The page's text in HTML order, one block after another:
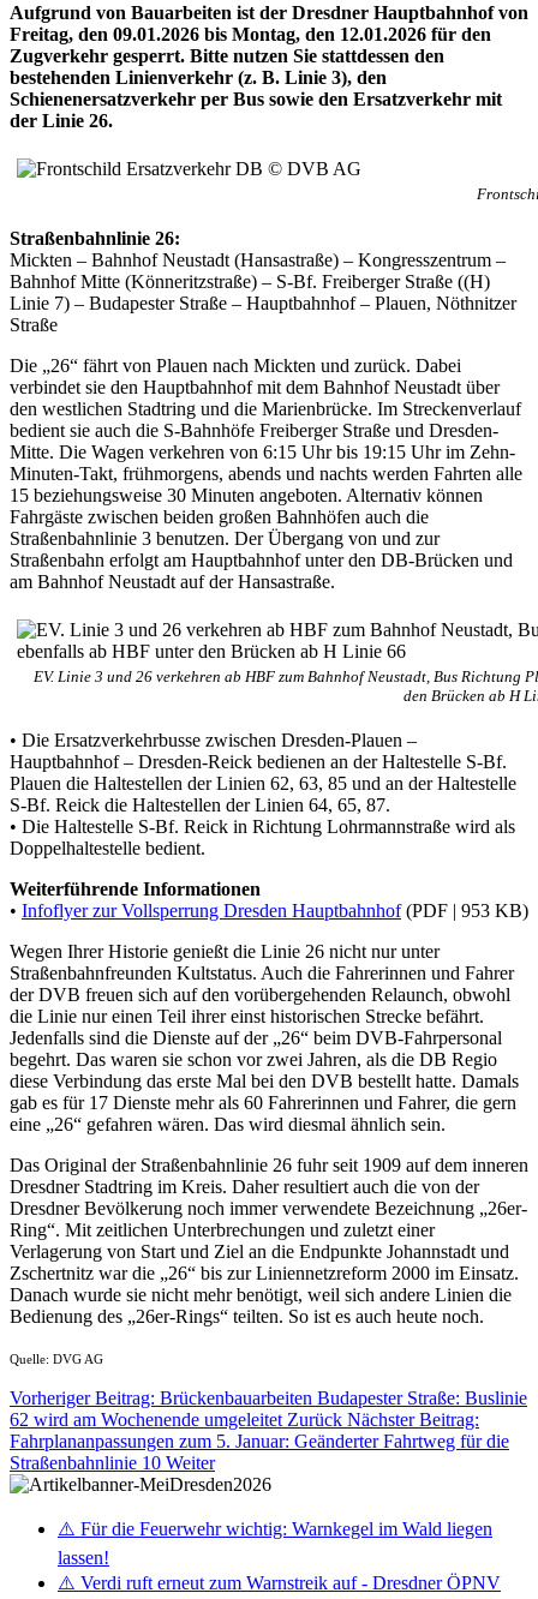
Aufgrund von Bauarbeiten ist der Dresdner Hauptbahnhof von
Freitag, den 09.01.2026 bis Montag, den 12.01.2026 für den
Zugverkehr gesperrt. Bitte nutzen Sie stattdessen den
bestehenden Linienverkehr (z. B. Linie 3), den
Schienenersatzverkehr per Bus sowie den Ersatzverkehr mit
der Linie 26.
Straßenbahnlinie 26:
Mickten – Bahnhof Neustadt (Hansastraße) – Kongresszentrum –
Bahnhof Mitte (Könneritzstraße) – S-Bf. Freiberger Straße ((H)
Linie 7) – Budapester Straße – Hauptbahnhof – Plauen, Nöthnitzer
Straße
Die „26“ fährt von Plauen nach Mickten und zurück. Dabei
verbindet sie den Hauptbahnhof mit dem Bahnhof Neustadt über
den westlichen Stadtring und die Marienbrücke. Im Streckenverlauf
bedient sie auch die S-Bahnhöfe Freiberger Straße und Dresden-
Mitte. Die Wagen verkehren von 6:15 Uhr bis 19:15 Uhr im Zehn-
Minuten-Takt, frühmorgens, abends und nachts werden Fahrten alle
15 beziehungsweise 30 Minuten angeboten. Alternativ können
Fahrgäste zwischen beiden großen Bahnhöfen auch die
Straßenbahnlinie 3 benutzen. Der Übergang von und zur
Straßenbahn erfolgt am Hauptbahnhof unter den DB-Brücken und
am Bahnhof Neustadt auf der Hansastraße.
EV. Linie 3 und 26 verkehren ab HBF zum Bahnhof Neustadt, Bus Richtung
den Brücken ab H
• Die Ersatzverkehrbusse zwischen Dresden-Plauen –
Hauptbahnhof – Dresden-Reick bedienen an der Haltestelle S-Bf.
Plauen die Haltestellen der Linien 62, 63, 85 und an der Haltestelle
S-Bf. Reick die Haltestellen der Linien 64, 65, 87.
• Die Haltestelle S-Bf. Reick in Richtung Lohrmannstraße wird als
Doppelhaltestelle bedient.
Weiterführende Informationen
• Infoflyer zur Vollsperrung Dresden Hauptbahnhof(PDF | 953 KB)
Wegen Ihrer Historie genießt die Linie 26 nicht nur unter
Straßenbahnfreunden Kultstatus. Auch die Fahrerinnen und Fahrer
der DVB freuen sich auf den vorübergehenden Relaunch, obwohl
die Linie nur einen Teil ihrer einst historischen Strecke befährt.
Jedenfalls sind die Dienste auf der „26“ beim DVB-Fahrpersonal
begehrt. Das waren sie schon vor zwei Jahren, als die DB Regio
diese Verbindung das erste Mal bei den DVB bestellt hatte. Damals
gab es für 17 Dienste mehr als 60 Fahrerinnen und Fahrer, die gern
eine „26“ gefahren wären. Das wird diesmal ähnlich sein.
Das Original der Straßenbahnlinie 26 fuhr seit 1909 auf dem inneren
Dresdner Stadtring im Kreis. Daher resultiert auch die von der
Dresdner Bevölkerung noch immer verwendete Bezeichnung „26er-
Ring“. Mit zeitlichen Unterbrechungen und zuletzt einer
Verlagerung von Start und Ziel an die Endpunkte Johannstadt und
Zschertnitz war die „26“ bis zur Liniennetzreform 2000 im Einsatz.
Danach wurde sie nicht mehr benötigt, weil sich andere Linien die
Bedienung des „26er-Rings“ teilten. So ist es auch heute noch.
Quelle: DVG AG
Vorheriger Beitrag: Brückenbauarbeiten Budapester Straße: Buslinie
62 wird am Wochenende umgeleitet Zurück Nächster Beitrag:
Fahrplananpassungen zum 5. Januar: Geänderter Fahrtweg für die
Straßenbahnlinie 10 Weiter
⚠️ Für die Feuerwehr wichtig: Warnkegel im Wald liegen
lassen!
⚠️ Verdi ruft erneut zum Warnstreik auf - Dresdner ÖPNV